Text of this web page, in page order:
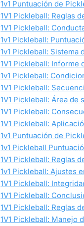
1v1 Puntuación de
1V1 Pickleball: Reglas
1V1 Pickleball:
1v1 Pickleball:
1v1 Pickleball:
1V1 Pickleball: Informe
1v1 Pickleball:
1V1 Pickleball:
1V1 Pickleball: Área
1V1 Pickleball:
1V1 Pickleball:
1v1 Puntuación de
1v1 Pickleball
1V1 Pickleball: Reglas
1v1 Pickleball: Ajustes
1V1 Pickleball:
1V1 Pickleball:
1V1 Pickleball: Reglas
1V1 Pickleball: Manejo